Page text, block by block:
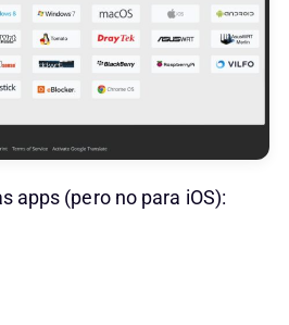
apps (pero no para iOS):